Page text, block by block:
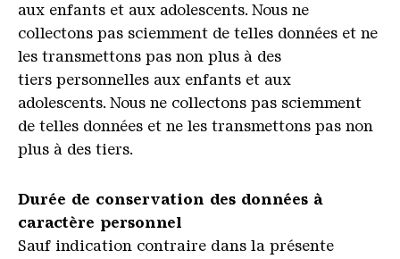
aux enfants et aux adolescents. Nous ne
collectons pas sciemment de telles données et ne
les transmettons pas non plus à des
tiers personnelles aux enfants et aux
adolescents. Nous ne collectons pas sciemment
de telles données et ne les transmettons pas non
plus à des tiers.
Durée de conservation des données à
caractère personnel
Sauf indication contraire dans la présente